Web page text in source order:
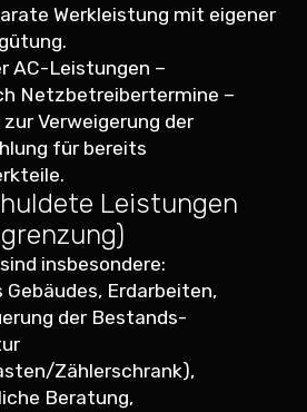
Werkleistung mit eigener
AC-Leistungen –
Netzbetreibertermine –
Verweigerung der
für bereits
Leistungen
insbesondere:
Erdarbeiten,
der Bestands-
Zählerschrank),
Beratung,